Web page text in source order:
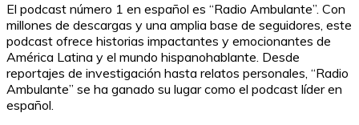
El podcast número 1 en español es “Radio Ambulante”. Con
millones de descargas y una amplia base de seguidores, este
podcast ofrece historias impactantes y emocionantes de
América Latina y el mundo hispanohablante. Desde
reportajes de investigación hasta relatos personales, “Radio
Ambulante” se ha ganado su lugar como el podcast líder en
español.